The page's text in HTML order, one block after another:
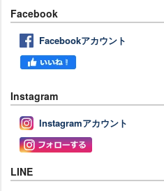
Facebook
Facebookアカウント
Instagram
Instagramアカウント
LINE